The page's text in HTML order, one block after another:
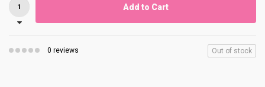
Add to Cart
0 reviews Out of stock